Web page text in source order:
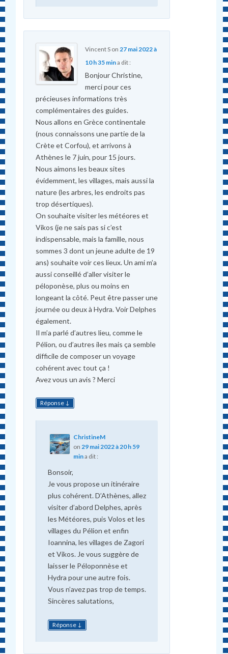
Vincent Son 27 mai 2022 à
10 h 35 mina dit :
Bonjour Christine,
merci pour ces
précieuses informations très
complémentaires des guides.
Nous allons en Grèce continentale
(nous connaissons une partie de la
Crète et Corfou), et arrivons à
Athènes le 7 juin, pour 15 jours.
Nous aimons les beaux sites
évidemment, les villages, mais aussi la
nature (les arbres, les endroits pas
trop désertiques).
On souhaite visiter les météores et
Vikos (je ne sais pas si c’est
indispensable, mais la famille, nous
sommes 3 dont un jeune adulte de 19
ans) souhaite voir ces lieux. Un ami m’a
aussi conseillé d’aller visiter le
péloponèse, plus ou moins en
longeant la côté. Peut être passer une
journée ou deux à Hydra. Voir Delphes
également.
Il m’a parlé d’autres lieu, comme le
Pélion, ou d’autres iles mais ça semble
difficile de composer un voyage
cohérent avec tout ça !
Avez vous un avis ? Merci
Réponse ↓
ChristineM
on 29 mai 2022 à 20 h 59
mina dit :
Bonsoir,
Je vous propose un itinéraire
plus cohérent. D’Athènes, allez
visiter d’abord Delphes, après
les Météores, puis Volos et les
villages du Pélion et enfin
Ioannina, les villages de Zagori
et Vikos. Je vous suggère de
laisser le Péloponnèse et
Hydra pour une autre fois.
Vous n’avez pas trop de temps.
Sincères salutations,
Réponse ↓